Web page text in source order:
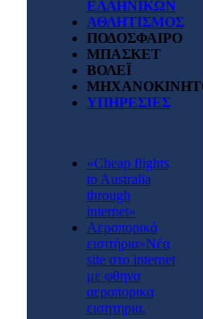
ΕΛΛΗΝΙΚΩΝ
ΑΘΛΗΤΙΣΜΟΣ
ΠΟΔΟΣΦΑΙΡΟ
ΜΠΑΣΚΕΤ
ΒΟΛΕΪ
ΥΠΗΡΕΣΙΕΣ
«Cheap flights
to Australia
through
internet»
Αεροπορικά
εισιτήρια»Νέα
site στο internet
με φθηνα
αεροπορικα
εισητηρια.